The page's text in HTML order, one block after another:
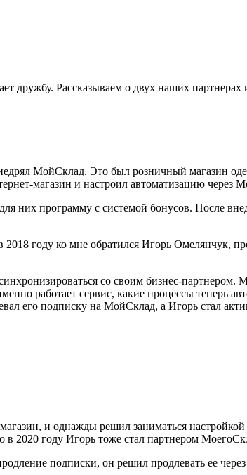
дружбу. Рассказываем о двух наших
МойСклад. Это был розничный магазин
магазин и настроил автоматизацию через
них программу с системой бонусов. После
году ко мне обратился Игорь Омелянчук,
со своим бизнес-партнером.
работает сервис, какие процессы теперь
его подписку на МойСклад, а Игорь стал
и однажды решил заниматься
в 2020 году Игорь тоже стал партнером
подписки, он решил продлевать ее